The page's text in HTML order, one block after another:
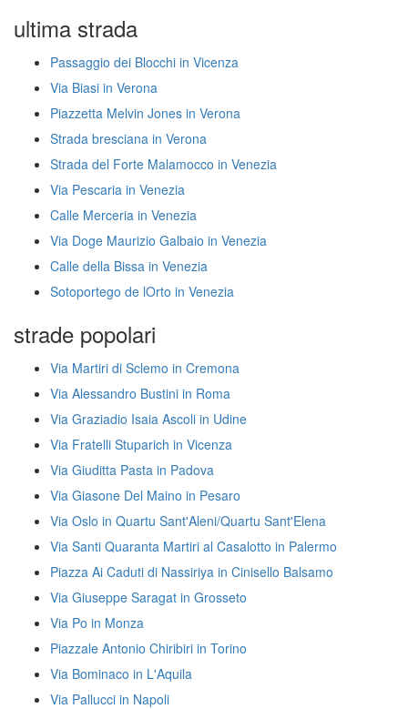
ultima strada
Passaggio dei Blocchi in Vicenza
Via Biasi in Verona
Piazzetta Melvin Jones in Verona
Strada bresciana in Verona
Strada del Forte Malamocco in Venezia
Via Pescaria in Venezia
Calle Merceria in Venezia
Via Doge Maurizio Galbaio in Venezia
Calle della Bissa in Venezia
Sotoportego de lOrto in Venezia
strade popolari
Via Martiri di Sclemo in Cremona
Via Alessandro Bustini in Roma
Via Graziadio Isaia Ascoli in Udine
Via Fratelli Stuparich in Vicenza
Via Giuditta Pasta in Padova
Via Giasone Del Maino in Pesaro
Via Oslo in Quartu Sant'Aleni/Quartu Sant'Elena
Via Santi Quaranta Martiri al Casalotto in Palermo
Piazza Ai Caduti di Nassiriya in Cinisello Balsamo
Via Giuseppe Saragat in Grosseto
Via Po in Monza
Piazzale Antonio Chiribiri in Torino
Via Bominaco in L'Aquila
Via Pallucci in Napoli